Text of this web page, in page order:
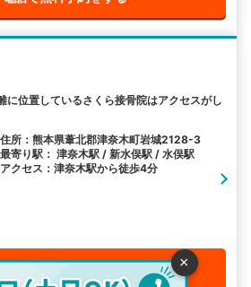
に位置しているさくら接骨院はアクセスがし
住所：熊本県葦北郡津奈木町岩城2128-3
最寄り駅： 津奈木駅 / 新水俣駅 / 水俣駅
アクセス：津奈木駅から徒歩4分
×